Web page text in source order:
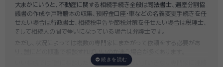
み依頼することも可能ですので、まずはお気軽にご相談ください。
大まかにいうと、不動産に関する相続手続き全般は司法書士 、遺産分割協
議書の作成や戸籍謄本の収集、預貯金口座・車などの名義変更手続きを任
せたい場合は行政書士 、相続税申告や節税対策を任せたい場合は税理士
そして相続人の間で争いになっている場合は弁護士です。
ただし、状況によっては複数の専門家にまたがって依頼をする必要があ
いい相続では「誰に相談したらいいかわからない」「いきなり専門家に連絡